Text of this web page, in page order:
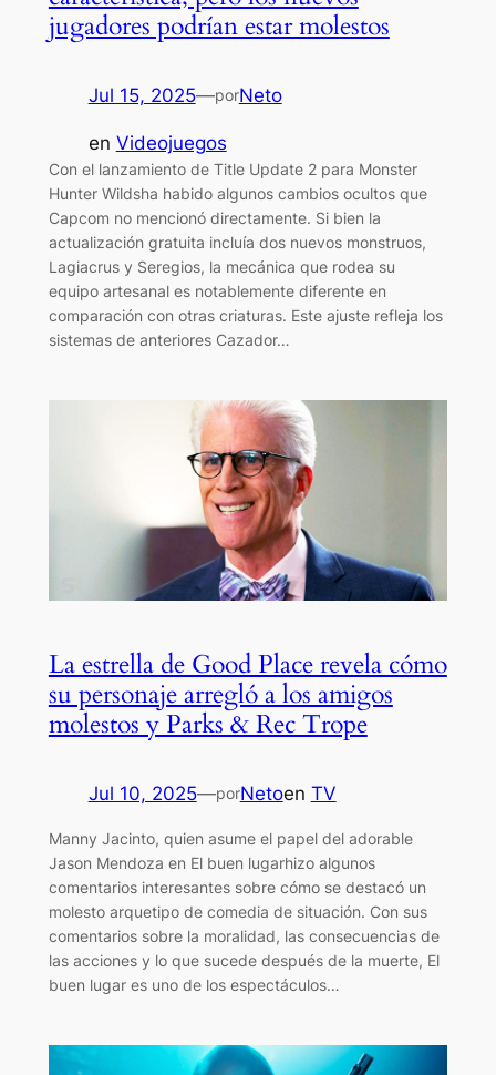
jugadores podrían estar molestos
Jul 15, 2025—porNeto
en Videojuegos
Con el lanzamiento de Title Update 2 para Monster
Hunter Wildsha habido algunos cambios ocultos que
Capcom no mencionó directamente. Si bien la
actualización gratuita incluía dos nuevos monstruos,
Lagiacrus y Seregios, la mecánica que rodea su
equipo artesanal es notablemente diferente en
comparación con otras criaturas. Este ajuste refleja los
sistemas de anteriores Cazador…
La estrella de Good Place revela cómo
su personaje arregló a los amigos
molestos y Parks & Rec Trope
Jul 10, 2025—porNetoen TV
Manny Jacinto, quien asume el papel del adorable
Jason Mendoza en El buen lugarhizo algunos
comentarios interesantes sobre cómo se destacó un
molesto arquetipo de comedia de situación. Con sus
comentarios sobre la moralidad, las consecuencias de
las acciones y lo que sucede después de la muerte, El
buen lugar es uno de los espectáculos…